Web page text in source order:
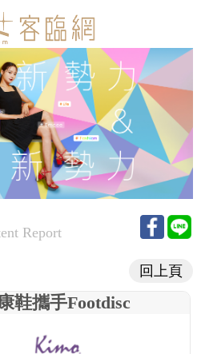
Report
回上頁
鞋攜手Footdisc